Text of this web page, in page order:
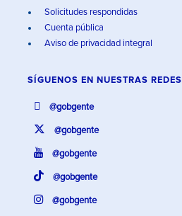
Solicitudes respondidas
Cuenta pública
Aviso de privacidad integral
SÍGUENOS EN NUESTRAS REDES
@gobgente
@gobgente
@gobgente
@gobgente
@gobgente